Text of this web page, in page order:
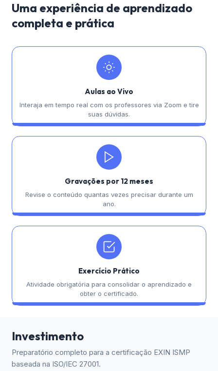
Uma experiência de aprendizado
completa e prática
Aulas ao Vivo
Interaja em tempo real com os professores via Zoom e tire
suas dúvidas.
Gravações por 12 meses
Revise o conteúdo quantas vezes precisar durante um
ano.
Exercício Prático
Atividade obrigatória para consolidar o aprendizado e
obter o certificado.
Investimento
Preparatório completo para a certificação EXIN ISMP
baseada na ISO/IEC 27001.